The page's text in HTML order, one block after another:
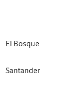
El Bosque
Santander